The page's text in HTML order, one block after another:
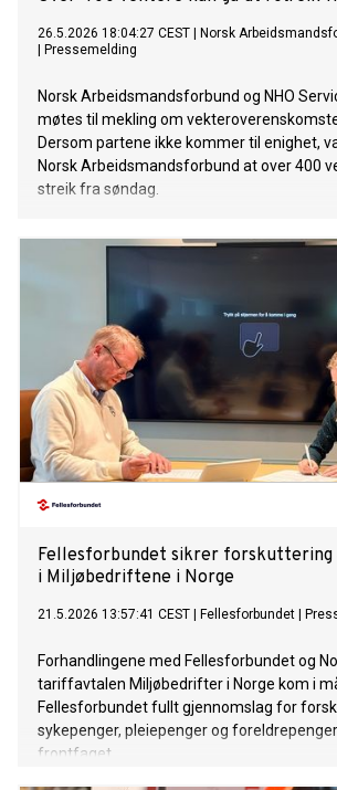
26.5.2026 18:04:27 CEST
Norsk
Pressemelding
Norsk Arbeidsmandsforbund og NHO
møtes til mekling om
Dersom partene ikke kommer til enighet,
Norsk Arbeidsmandsforbund at over 400
streik fra søndag.
Fellesforbundet sikrer forskuttering
i Miljøbedriftene i Norge
21.5.2026 13:57:41 CEST Fellesforbundet
Forhandlingene med Fellesforbundet og
tariffavtalen Miljøbedrifter i Norge kom i
Fellesforbundet fullt gjennomslag for
sykepenger, pleiepenger og
frontfaget.